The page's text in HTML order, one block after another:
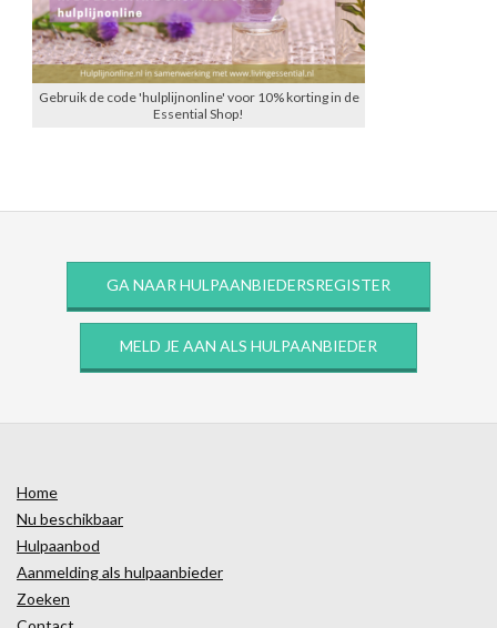
Gebruik de code 'hulplijnonline' voor 10% korting in de
Essential Shop!
GA NAAR HULPAANBIEDERSREGISTER
MELD JE AAN ALS HULPAANBIEDER
Home
Nu beschikbaar
Hulpaanbod
Aanmelding als hulpaanbieder
Zoeken